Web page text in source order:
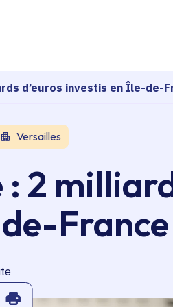
d’euros investis en Île-de-
Versailles
: 2
France
Linkedin
dans le presse-papier
Imprimer